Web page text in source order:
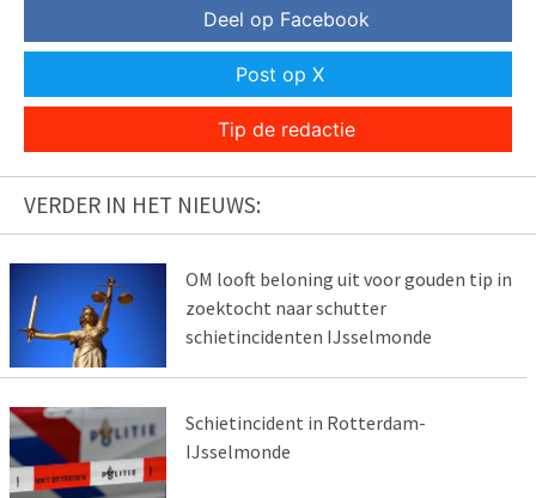
Deel op Facebook
Post op X
Tip de redactie
VERDER IN HET NIEUWS:
OM looft beloning uit voor gouden tip in
zoektocht naar schutter
schietincidenten IJsselmonde
Schietincident in Rotterdam-
IJsselmonde